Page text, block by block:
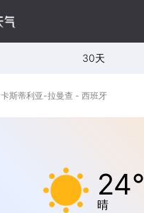
30天
卡斯蒂利亚-拉曼查 - 西班牙
24°
晴